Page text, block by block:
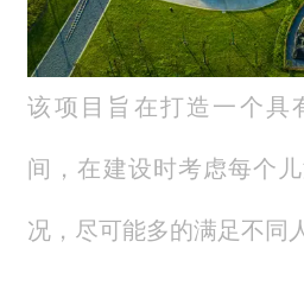
该项目旨在打造一个具
间，在建设时考虑每个
况，尽可能多的满足不同